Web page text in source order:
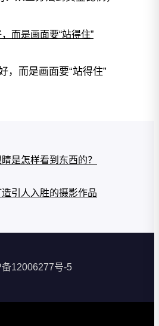
而是画面要“站得住”
，而是画面要“站得住”
是怎样看到东西的？
引人入胜的摄影作品
12006277号-5